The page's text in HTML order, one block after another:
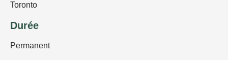
Toronto
Durée
Permanent